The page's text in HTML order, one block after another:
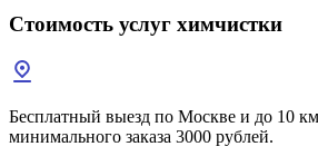
Стоимость услуг химчистки
Бесплатный выезд по Москве и до 10
минимального заказа 3000 рублей.